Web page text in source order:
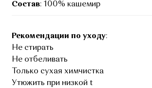
Состав: 100% кашемир
Рекомендации по уходу:
Не стирать
Не отбеливать
Только сухая химчистка
Утюжить при низкой t